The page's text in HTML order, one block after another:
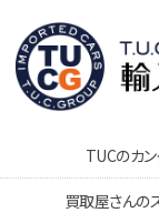
TUCのカ
買取屋さんの